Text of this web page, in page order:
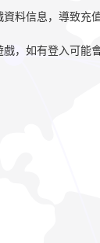
料信息，導致充
，如有登入可能